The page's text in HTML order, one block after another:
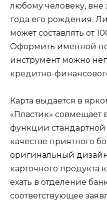
любому человеку, вне
года его рождения.
может составлять от
Оформить именной
инструмент можно
кредитно-
Карта выдается в
«Пластик» совмещает
функции стандартной
качестве приятного
оригинальный
карточного продукта
ехать в отделение
соответствующее